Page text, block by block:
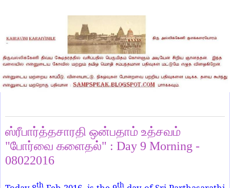
ஸ்ரீபார்த்தசாரதி ஒன்பதாம் உத்சவம்
"போர்வை களைதல்" : Day 9 Morning -
08022016
th th